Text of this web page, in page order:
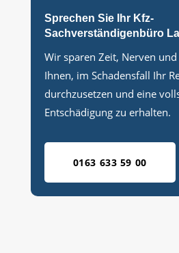
Sprechen Sie Ihr Kfz-
Sachverständigenbüro
Wir sparen Zeit, Nerven
Ihnen, im Schadensfall Ihr
durchzusetzen und eine
Entschädigung zu erhalten.
0163 633 59 00